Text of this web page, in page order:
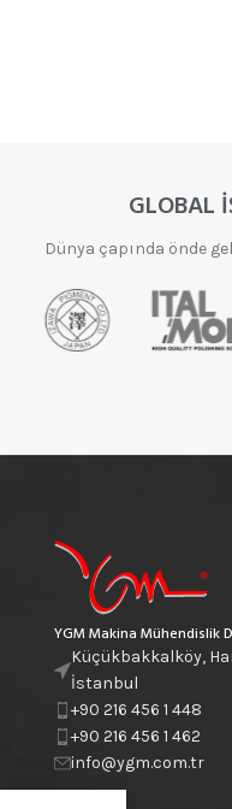
GLOBAL
Dünya çapında önde
YGM Makina Mühendislik
Küçükbakkalköy,
İstanbul
+90 216 456 1 448
+90 216 456 1 462
info@ygm.com.tr